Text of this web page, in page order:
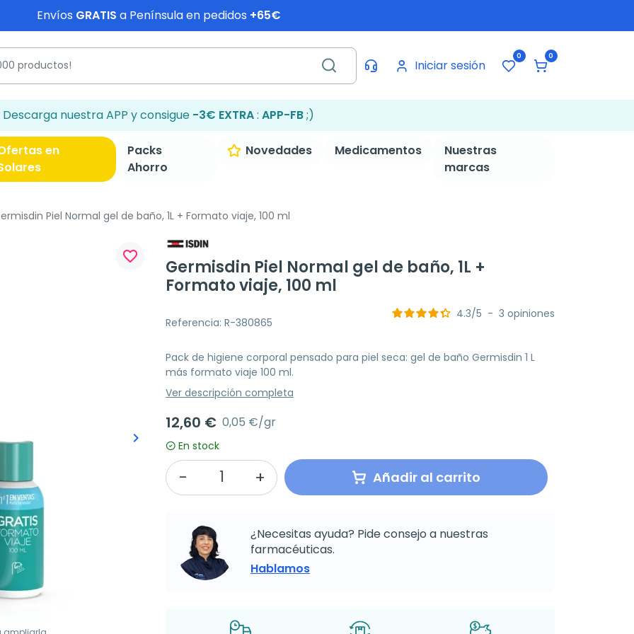
Envíos GRATIS a Península en pedidos +65€
Iniciar sesión
0 0
Descarga nuestra APP y consigue -3€ EXTRA: APP-FB;)
en
Packs
Ahorro
Novedades Medicamentos
Nuestras
marcas
Piel Normal gel de baño, 1L + Formato viaje, 100 ml
Siguiente
keyboard_arrow_right
favorite_border
Germisdin Piel Normal gel de baño, 1L +
Formato viaje, 100 ml
Referencia: R-380865
4.3/5 - 3 opiniones
Pack de higiene corporal pensado para piel seca: gel de baño Germisdin 1 L
más formato viaje 100 ml.
Ver descripción completa
12,60 € 0,05 €/gr
En stock
Añadir al carrito
¿Necesitas ayuda? Pide consejo a nuestras
farmacéuticas.
Hablamos